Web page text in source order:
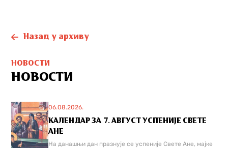
Назад у архиву
НОВОСТИ
НОВОСТИ
06.08.2026.
КАЛЕНДАР ЗА 7. АВГУСТ УСПЕНИЈЕ СВЕТЕ
АНЕ
На данашњи дан празнује се успеније Свете Ане, мајке